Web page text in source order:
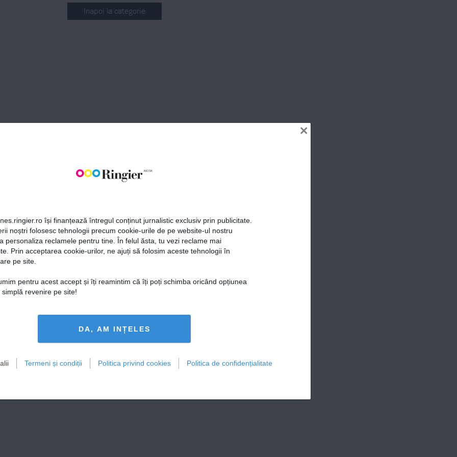
×
își finanțează întregul conținut jurnalistic exclusiv prin publicitate.
noștri folosesc tehnologii precum cookie-urile de pe website-ul nostru
personaliza reclamele pentru tine. În felul ăsta, tu vezi reclame mai
Prin acceptarea cookie-urilor, ne ajuți să folosim aceste tehnologii în
pe site.
pentru acest accept și îți reamintim că îți poți schimba oricând opțiunea
simplă revenire pe site!
DA, AM INȚELES
Termeni și condiții Politica privind cookies Politica de confidențialitate
Inapoi la categorie
Fii la curent cu toate aparițiile din grupul Ringier.
© 2026 Ringier Romania. Toate drepturile rezervate